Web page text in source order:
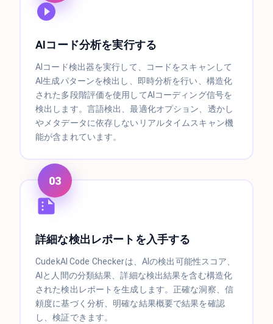
AIコード分析を実行する
AIコード検出器を実行して、コードをスキャンして
AI生成パターンを検出し、即時分析を行い、構造化
された多段階評価を使用してAIコーディング信号を
検出します。言語検出、最適化オプション、透かし
やメタデータに依存しないリアルタイムスキャン機
能が含まれています。
03
詳細な検出レポートを入手する
CudekAI Code Checkerは、AIの検出可能性スコア、
AIと人間の分類結果、詳細な検出結果を含む構造化
された検出レポートを生成します。正確な洞察、信
頼度に基づく分析、明確な結果概要で結果を確認
し、検証できます。